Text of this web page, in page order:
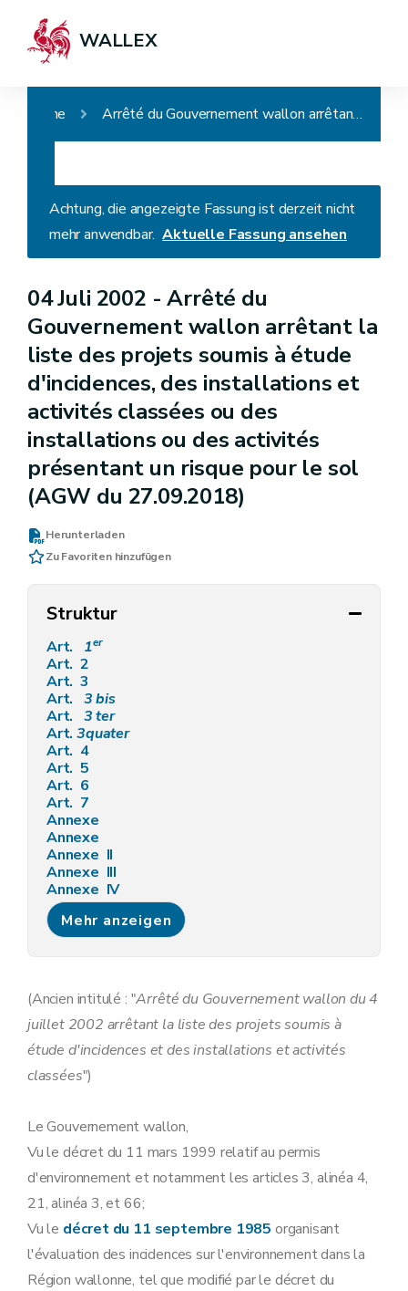
WALLEX
Home Arrêté du Gouvernement wallon arrêtant la liste des projets soumis à étude d'incidences, des installations et activités classées ou des installations ou des activités présentant un risque pour le sol (AGW du 27.09.2018)
Achtung, die angezeigte Fassung ist derzeit nicht
mehr anwendbar. Aktuelle Fassung ansehen
04 Juli 2002 -Arrêté du
Gouvernement wallon arrêtant la
liste des projets soumis à étude
d'incidences, des installations et
activités classées ou des
installations ou des activités
présentant un risque pour le sol
(AGW du 27.09.2018)
Herunterladen
Zu Favoriten hinzufügen
Struktur
Art. 1er
Art. 2
Art. 3
Art. 3bis
Art. 3ter
Art.3quater
Art. 4
Art. 5
Art. 6
Art. 7
Annexe
Annexe
Annexe II
Annexe III
Annexe IV
Annexe V
Mehr anzeigen
(Ancien intitulé : "Arrêté du Gouvernement wallon du 4
juillet 2002 arrêtant la liste des projets soumis à
étude d'incidences et des installations et activités
classées")
Le Gouvernement wallon,
Vu le décret du 11 mars 1999 relatif au permis
d'environnement et notamment les articles 3, alinéa 4,
21, alinéa 3, et 66;
Vu le décret du 11 septembre 1985 organisant
l'évaluation des incidences sur l'environnement dans la
Région wallonne, tel que modifié par le décret du